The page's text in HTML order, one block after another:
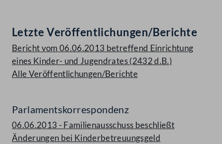
Letzte Veröffentlichungen/Berichte
Bericht vom 06.06.2013 betreffend Einrichtung
eines Kinder- und Jugendrates (2432 d.B.)
Alle Veröffentlichungen/Berichte
Parlamentskorrespondenz
06.06.2013 - Familienausschuss beschließt
Änderungen bei Kinderbetreuungsgeld